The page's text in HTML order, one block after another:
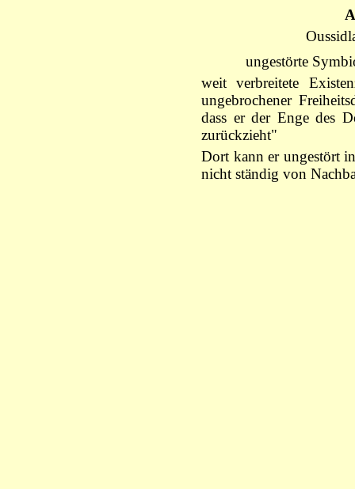
ungestörte
weit verbreitete
ungebrochener
dass er der Enge des
zurückzieht"
Dort kann er ungestört
nicht ständig von